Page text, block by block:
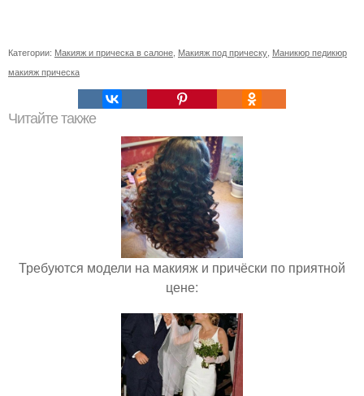
Категории: Макияж и прическа в салоне Макияж под прическу Маникюр педикюр
макияж прическа
Читайте также
Требуются модели на макияж и причёски по приятной
цене: